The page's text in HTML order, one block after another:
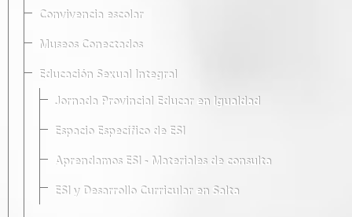
Convivencia escolar
Museos Conectados
Educación Sexual Integral
Jornada Provincial Educar en Igualdad
Espacio Específico de ESI
Aprendamos ESI - Materiales de consulta
ESI y Desarrollo Curricular en Salta